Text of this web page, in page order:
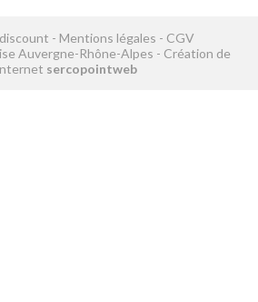
- Mentions légales - CGV
Auvergne-Rhône-Alpes - Création de
sercopointweb